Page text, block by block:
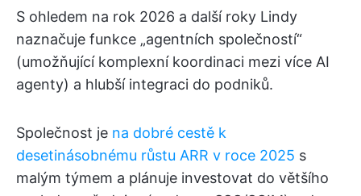
S ohledem na rok 2026 a další roky Lindy
naznačuje funkce „agentních společností“
(umožňující komplexní koordinaci mezi více AI
agenty) a hlubší integraci do podniků.
Společnost je na dobré cestě k
desetinásobnému růstu ARR v roce 2025 s
malým týmem a plánuje investovat do většího